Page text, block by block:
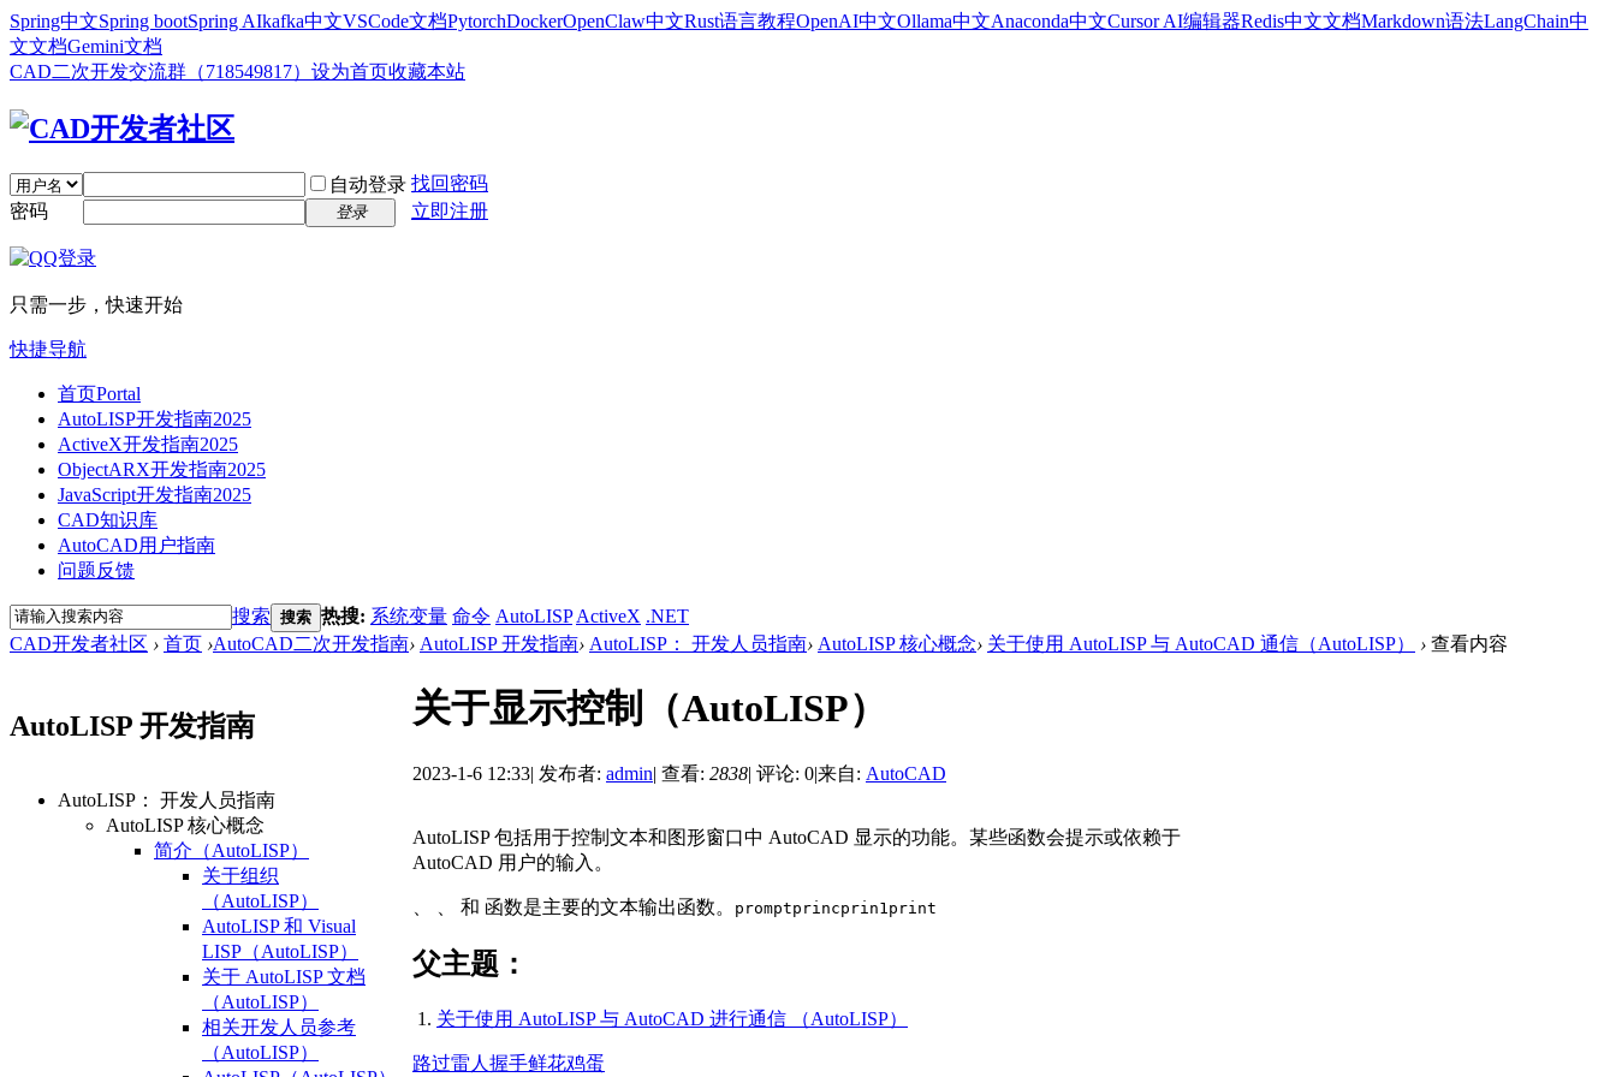
Spring中文Spring bootSpring AIkafka中文VSCode文档PytorchDockerOpenClaw中文Rust语言教程OpenAI中文Ollama中文Anaconda中文Cursor AI编辑器Redis中文文档Markdown语法LangChain中
文文档Gemini文档
CAD二次开发交流群（718549817） 设为首页收藏本站
自动登录 找回密码
密码
登录 立即注册
只需一步，快速开始
快捷导航
首页Portal
AutoLISP开发指南2025
ActiveX开发指南2025
ObjectARX开发指南2025
JavaScript开发指南2025
CAD知识库
AutoCAD用户指南
问题反馈
搜索 搜索 热搜: 系统变量 命令 AutoLISP ActiveX .NET
CAD开发者社区 › 首页 ›AutoCAD二次开发指南› AutoLISP 开发指南› AutoLISP： 开发人员指南› AutoLISP 核心概念› 关于使用 AutoLISP 与 AutoCAD 通信（AutoLISP） › 查看内容
AutoLISP 开发指南
AutoLISP： 开发人员指南
AutoLISP 核心概念
简介（AutoLISP）
关于组织
（AutoLISP）
AutoLISP 和 Visual
LISP（AutoLISP）
关于 AutoLISP 文档
（AutoLISP）
相关开发人员参考
（AutoLISP）
关于显示控制（AutoLISP）
2023-1-6 12:33| 发布者: admin| 查看: 2838| 评论: 0|来自: AutoCAD
AutoLISP 包括用于控制文本和图形窗口中 AutoCAD 显示的功能。某些函数会提示或依赖于
AutoCAD 用户的输入。
、 、 和 函数是主要的文本输出函数。 promptprincprin1 print
父主题：
关于使用 AutoLISP 与 AutoCAD 进行通信 （AutoLISP）
路过雷人 握手鲜花鸡蛋